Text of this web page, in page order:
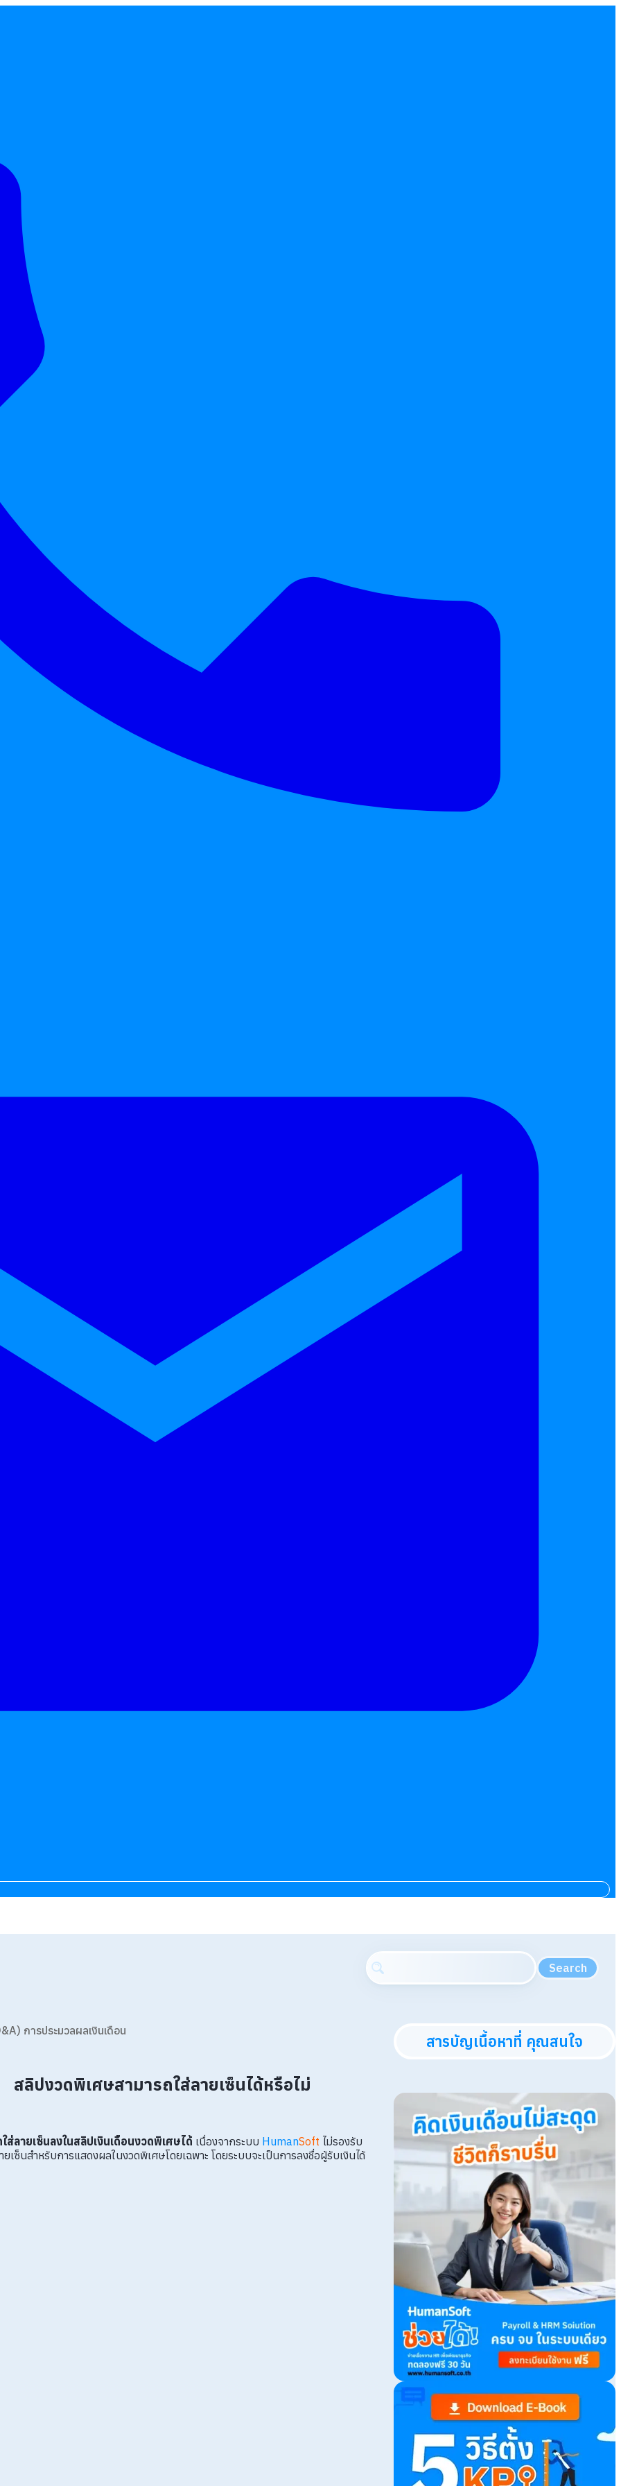
Search
การประมวลผลเงินเดือน
สลิปงวดพิเศษสามารถใส่ลายเซ็นได้หรือไม่
ส่ลายเซ็นลงในสลิปเงินเดือนงวดพิเศษได้ เนื่องจากระบบ HumanSoft ไม่รองรับ
ยเซ็นสำหรับการแสดงผลในงวดพิเศษโดยเฉพาะ โดยระบบจะเป็นการลงชื่อผู้รับเงินได้
สารบัญเนื้อหาที่ คุณสนใจ